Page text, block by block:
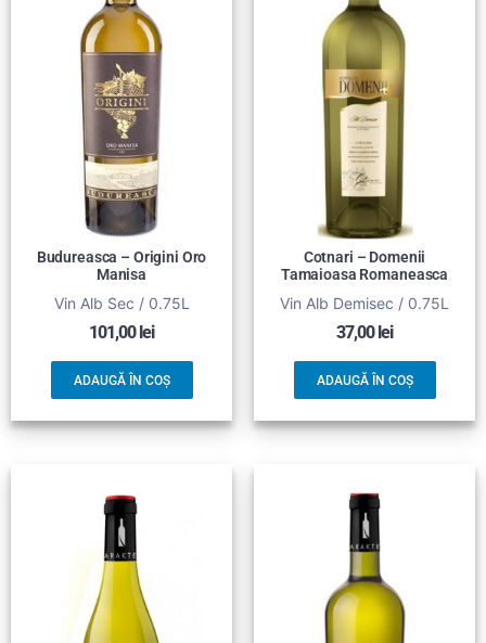
Budureasca – Origini Oro
Manisa
Vin Alb Sec / 0.75L
101,00lei
ADAUGĂ ÎN COȘ
Cotnari – Domenii
Tamaioasa Romaneasca
Vin Alb Demisec / 0.75L
37,00lei
ADAUGĂ ÎN COȘ